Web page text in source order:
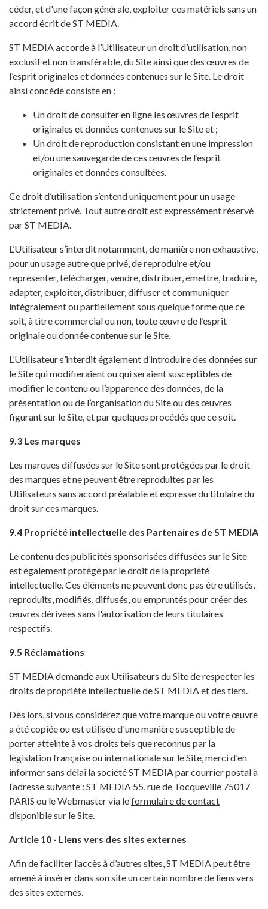
céder, et d'une façon générale, exploiter ces matériels sans un
accord écrit de ST MEDIA.
ST MEDIA accorde à l’Utilisateur un droit d’utilisation, non
exclusif et non transférable, du Site ainsi que des œuvres de
l’esprit originales et données contenues sur le Site. Le droit
ainsi concédé consiste en :
Un droit de consulter en ligne les œuvres de l’esprit
originales et données contenues sur le Site et ;
Un droit de reproduction consistant en une impression
et/ou une sauvegarde de ces œuvres de l’esprit
originales et données consultées.
Ce droit d’utilisation s’entend uniquement pour un usage
strictement privé. Tout autre droit est expressément réservé
par ST MEDIA.
L’Utilisateur s’interdit notamment, de manière non exhaustive,
pour un usage autre que privé, de reproduire et/ou
représenter, télécharger, vendre, distribuer, émettre, traduire,
adapter, exploiter, distribuer, diffuser et communiquer
intégralement ou partiellement sous quelque forme que ce
soit, à titre commercial ou non, toute œuvre de l’esprit
originale ou donnée contenue sur le Site.
L’Utilisateur s’interdit également d’introduire des données sur
le Site qui modifieraient ou qui seraient susceptibles de
modifier le contenu ou l’apparence des données, de la
présentation ou de l’organisation du Site ou des œuvres
figurant sur le Site, et par quelques procédés que ce soit.
9.3 Les marques
Les marques diffusées sur le Site sont protégées par le droit
des marques et ne peuvent être reproduites par les
Utilisateurs sans accord préalable et expresse du titulaire du
droit sur ces marques.
9.4 Propriété intellectuelle des Partenaires de ST MEDIA
Le contenu des publicités sponsorisées diffusées sur le Site
est également protégé par le droit de la propriété
intellectuelle. Ces éléments ne peuvent donc pas être utilisés,
reproduits, modifiés, diffusés, ou empruntés pour créer des
œuvres dérivées sans l'autorisation de leurs titulaires
respectifs.
9.5 Réclamations
ST MEDIA demande aux Utilisateurs du Site de respecter les
droits de propriété intellectuelle de ST MEDIA et des tiers.
Dès lors, si vous considérez que votre marque ou votre œuvre
a été copiée ou est utilisée d'une manière susceptible de
porter atteinte à vos droits tels que reconnus par la
législation française ou internationale sur le Site, merci d'en
informer sans délai la société ST MEDIA par courrier postal à
l’adresse suivante : ST MEDIA 55, rue de Tocqueville 75017
PARIS ou le Webmaster via leformulaire de contact
disponible sur le Site.
Article 10 - Liens vers des sites externes
Afin de faciliter l’accès à d’autres sites, ST MEDIA peut être
amené à insérer dans son site un certain nombre de liens vers
des sites externes.